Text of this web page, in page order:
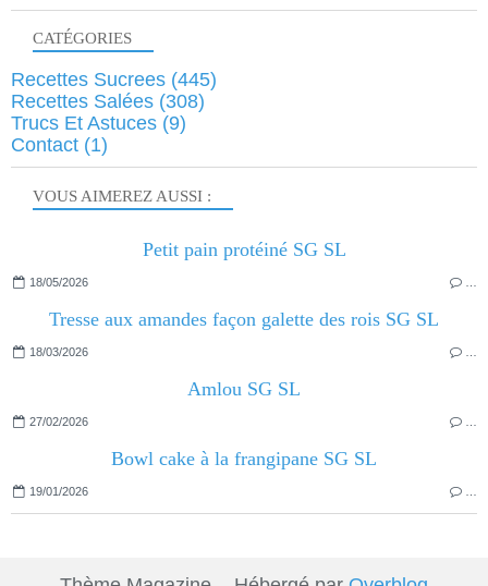
VOUS AIMEREZ AUSSI :
Petit pain protéiné SG SL
18/05/2026
Tresse aux amandes façon galette des rois SG SL
18/03/2026
Amlou SG SL
27/02/2026
Bowl cake à la frangipane SG SL
19/01/2026
CATÉGORIES
Recettes Sucrees (445)
Recettes Salées (308)
Trucs Et Astuces (9)
Contact (1)